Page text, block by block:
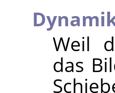
Weil
das